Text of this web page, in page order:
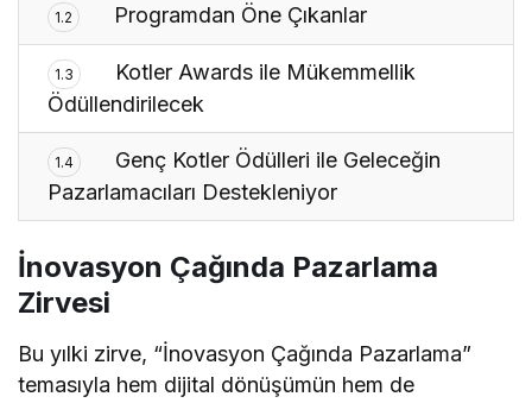
1.2 Programdan Öne Çıkanlar
1.3
Kotler Awards ile Mükemmellik
Ödüllendirilecek
1.4
Genç Kotler Ödülleri ile Geleceğin
Pazarlamacıları Destekleniyor
İnovasyon Çağında Pazarlama
Zirvesi
Bu yılki zirve, “İnovasyon Çağında Pazarlama”
temasıyla hem dijital dönüşümün hem de